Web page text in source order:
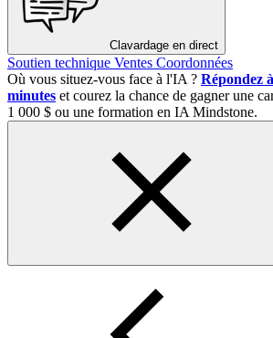
Clavardage en direct
Soutien technique Ventes Coordonnées
Où vous situez-vous face à l'IA ? Répondez
minutes et courez la chance de gagner une
1 000 $ ou une formation en IA Mindstone.